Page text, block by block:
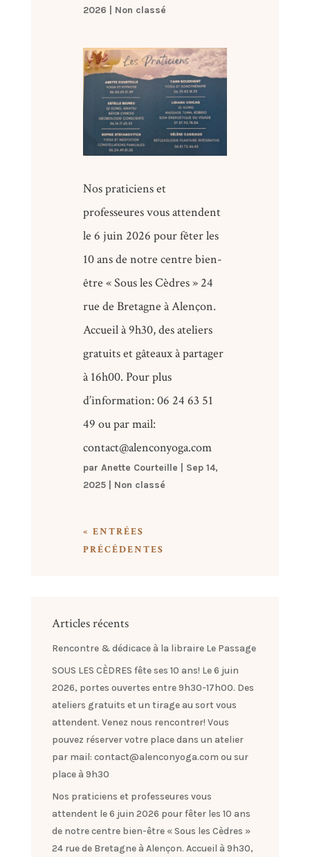
2026
Non classé
Nos praticiens et
professeures vous attendent
le 6 juin 2026 pour fêter les
10 ans de notre centre bien-
être « Sous les Cèdres » 24
rue de Bretagne à Alençon.
Accueil à 9h30, des ateliers
gratuits et gâteaux à partager
à 16h00. Pour plus
d’information: 06 24 63 51
49 ou par mail:
contact@alenconyoga.com
par Anette Courteille
Sep 14,
2025| Non classé
« ENTRÉES
PRÉCÉDENTES
Articles récents
Rencontre & dédicace à la libraire Le Passage
SOUS LES CÈDRES fête ses 10 ans! Le 6 juin
2026, portes ouvertes entre 9h30-17h00. Des
ateliers gratuits et un tirage au sort vous
attendent. Venez nous rencontrer! Vous
pouvez réserver votre place dans un atelier
par mail: contact@alenconyoga.com ou sur
place à 9h30
Nos praticiens et professeures vous
attendent le 6 juin 2026 pour fêter les 10 ans
de notre centre bien-être « Sous les Cèdres »
24 rue de Bretagne à Alençon. Accueil à 9h30,